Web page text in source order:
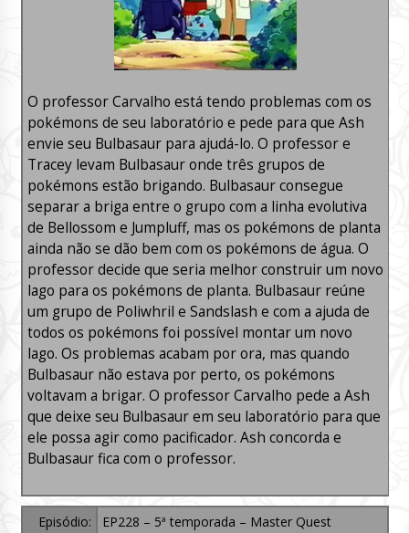
O professor Carvalho está tendo problemas com os
pokémons de seu laboratório e pede para que Ash
envie seu Bulbasaur para ajudá-lo. O professor e
Tracey levam Bulbasaur onde três grupos de
pokémons estão brigando. Bulbasaur consegue
separar a briga entre o grupo com a linha evolutiva
de Bellossom e Jumpluff, mas os pokémons de planta
ainda não se dão bem com os pokémons de água. O
professor decide que seria melhor construir um novo
lago para os pokémons de planta. Bulbasaur reúne
um grupo de Poliwhril e Sandslash e com a ajuda de
todos os pokémons foi possível montar um novo
lago. Os problemas acabam por ora, mas quando
Bulbasaur não estava por perto, os pokémons
voltavam a brigar. O professor Carvalho pede a Ash
que deixe seu Bulbasaur em seu laboratório para que
ele possa agir como pacificador. Ash concorda e
Bulbasaur fica com o professor.
Episódio:
EP228 – 5ª temporada – Master Quest